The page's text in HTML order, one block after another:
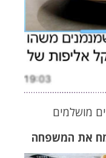
מושלמים
את המשפחה